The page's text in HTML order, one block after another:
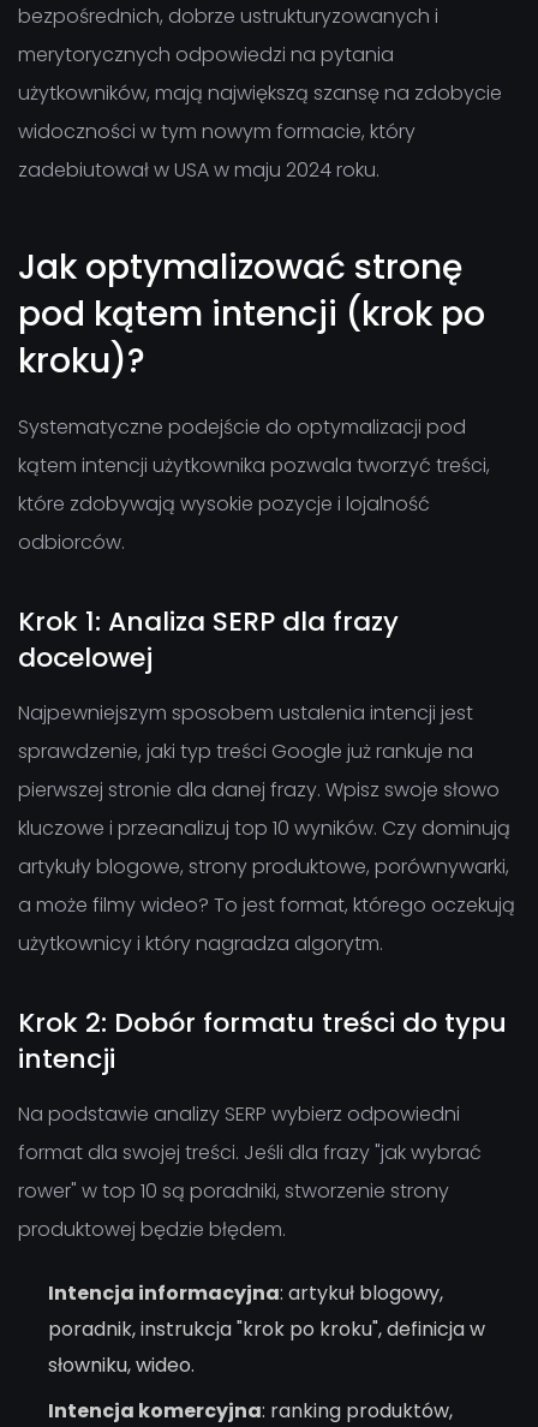
bezpośrednich, dobrze ustrukturyzowanych i
merytorycznych odpowiedzi na pytania
użytkowników, mają największą szansę na zdobycie
widoczności w tym nowym formacie, który
zadebiutował w USA w maju 2024 roku.
Jak optymalizować stronę
pod kątem intencji (krok po
kroku)?
Systematyczne podejście do optymalizacji pod
kątem intencji użytkownika pozwala tworzyć treści,
które zdobywają wysokie pozycje i lojalność
odbiorców.
Krok 1: Analiza SERP dla frazy
docelowej
Najpewniejszym sposobem ustalenia intencji jest
sprawdzenie, jaki typ treści Google już rankuje na
pierwszej stronie dla danej frazy. Wpisz swoje słowo
kluczowe i przeanalizuj top 10 wyników. Czy dominują
artykuły blogowe, strony produktowe, porównywarki,
a może filmy wideo? To jest format, którego oczekują
użytkownicy i który nagradza algorytm.
Krok 2: Dobór formatu treści do typu
intencji
Na podstawie analizy SERP wybierz odpowiedni
format dla swojej treści. Jeśli dla frazy "jak wybrać
rower" w top 10 są poradniki, stworzenie strony
produktowej będzie błędem.
Intencja informacyjna: artykuł blogowy,
poradnik, instrukcja "krok po kroku", definicja w
słowniku, wideo.
Intencja komercyjna: ranking produktów,